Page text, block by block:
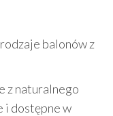
balonów z
z naturalnego
i dostępne w